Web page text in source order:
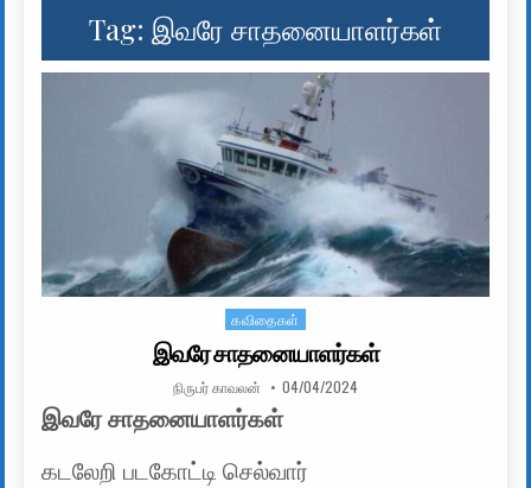
Tag: இவரே சாதனையாளர்கள்
Posted in
கவிதைகள்
இவரே சாதனையாளர்கள்
AUTHOR:
நிருபர் காவலன் PUBLISHED DATE:
04/04/2024
இவரே சாதனையாளர்கள்
கடலேறி படகோட்டி செல்வார்